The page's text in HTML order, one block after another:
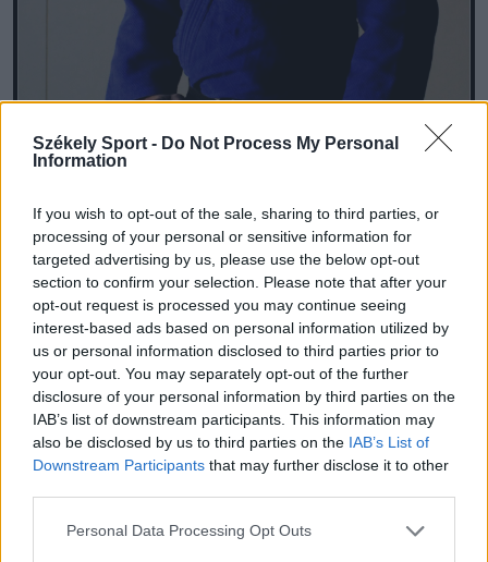
Székely Sport - Do Not Process My Personal
Information
If you wish to opt-out of the sale, sharing to third parties, or
processing of your personal or sensitive information for
targeted advertising by us, please use the below opt-out
section to confirm your selection. Please note that after your
opt-out request is processed you may continue seeing
interest-based ads based on personal information utilized by
us or personal information disclosed to third parties prior to
your opt-out. You may separately opt-out of the further
disclosure of your personal information by third parties on the
IAB’s list of downstream participants. This information may
also be disclosed by us to third parties on the IAB’s List of
Downstream Participants that may further disclose it to other
Personal Data Processing Opt Outs
Fotó: Berecz Péter
Az újabb pofon és a négy évvel korábbi gyomros
ráébresztette Leventét, felesleges tovább üldöznie az
hétköznapok állandó nélkülözése csendben rombolta